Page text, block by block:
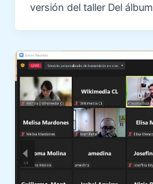
versión del taller Del álbum